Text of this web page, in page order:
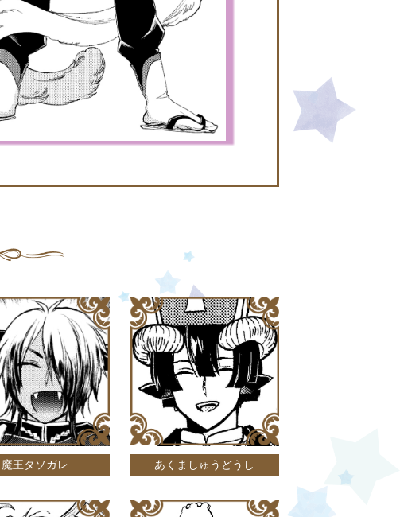
魔王タソガレ あくましゅうどうし